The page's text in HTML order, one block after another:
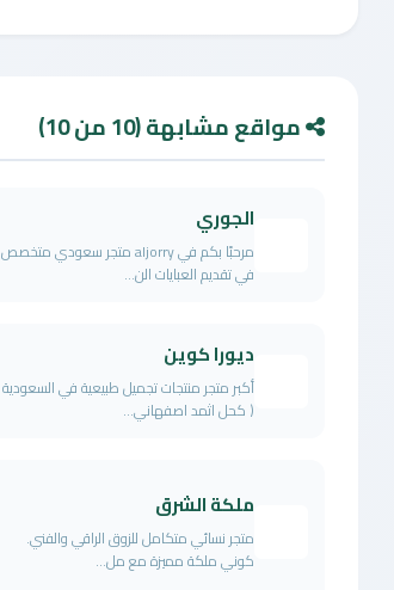
مواقع مشابهة (10 من 10)
الجوري
مرحبًا بكم في aljorry متجر سعودي متخصص
في تقديم العبايات الن...
ديورا كوين
أكبر متجر منتجات تجميل طبيعية في السعودية
( كحل اثمد اصفهاني...
ملكة الشرق
متجر نسائي متكامل للزوق الراقي والفني.
كوني ملكة مميزة مع مل...